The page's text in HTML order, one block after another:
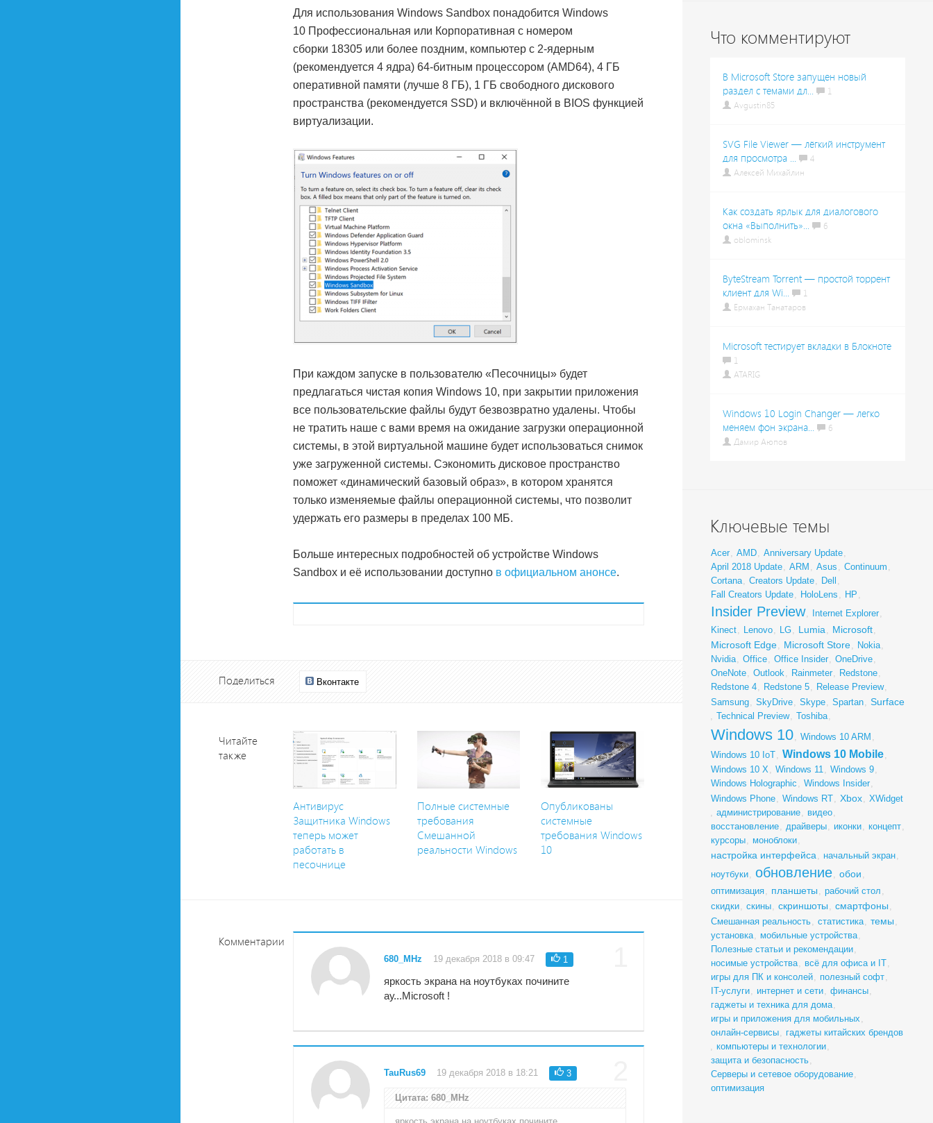
Для использования Windows Sandbox понадобится Windows
10 Профессиональная или Корпоративная с номером
сборки 18305 или более поздним, компьютер с 2-ядерным
(рекомендуется 4 ядра) 64-битным процессором (AMD64), 4 ГБ
оперативной памяти (лучше 8 ГБ), 1 ГБ свободного дискового
пространства (рекомендуется SSD) и включённой в BIOS функцией
виртуализации.
При каждом запуске в пользователю «Песочницы» будет
предлагаться чистая копия Windows 10, при закрытии приложения
все пользовательские файлы будут безвозвратно удалены. Чтобы
не тратить наше с вами время на ожидание загрузки операционной
системы, в этой виртуальной машине будет использоваться снимок
уже загруженной системы. Сэкономить дисковое пространство
поможет «динамический базовый образ», в котором хранятся
только изменяемые файлы операционной системы, что позволит
удержать его размеры в пределах 100 МБ.
Больше интересных подробностей об устройстве Windows
Sandbox и её использовании доступно в официальном анонсе.
Поделиться Вконтакте
Читайте
также
Антивирус
Защитника Windows
теперь может
работать в
песочнице
Полные системные
требования
Смешанной
реальности Windows
Опубликованы
системные
требования Windows
10
Комментарии
680_MHz 19 декабря 2018 в 09:47 1
яркость экрана на ноутбуках почините
ау...Microsoft !
TauRus69 19 декабря 2018 в 18:21 3
Цитата: 680_MHz
Что комментируют
В Microsoft Store запущен новый
раздел с темами дл...
1
Avgustin85
SVG File Viewer — лёгкий инструмент
для просмотра ...
4
Алексей Михайлин
Как создать ярлык для диалогового
окна «Выполнить»...
6
oblominsk
ByteStream Torrent — простой торрент
клиент для Wi...
1
Ермахан Танатаров
Microsoft тестирует вкладки в Блокноте
1
ATARIG
Windows 10 Login Changer — легко
меняем фон экрана...
6
Дамир Аюпов
Ключевые темы
Acer, AMD, Anniversary Update,
April 2018 Update, ARM , Asus , Continuum ,
Cortana, Creators Update, Dell ,
Fall Creators Update, HoloLens , HP ,
Insider Preview, Internet Explorer,
Kinect, Lenovo, LG, Lumia, Microsoft,
Microsoft Edge, Microsoft Store, Nokia,
Nvidia, Office, Office Insider, OneDrive,
OneNote, Outlook, Rainmeter, Redstone,
Redstone 4, Redstone 5, Release Preview,
Samsung, SkyDrive, Skype, Spartan, Surface
, Technical Preview, Toshiba,
Windows 10, Windows 10 ARM ,
Windows 10 IoT, Windows 10 Mobile,
Windows 10 X, Windows 11, Windows 9,
Windows Holographic , Windows Insider,
Windows Phone, Windows RT, Xbox, XWidget
, администрирование, видео,
восстановление, драйверы, иконки, концепт,
курсоры, моноблоки,
настройка интерфейса, начальный экран,
ноутбуки, обновление, обои ,
оптимизация, планшеты , рабочий стол ,
скидки, скины, скриншоты , смартфоны ,
Смешанная реальность, статистика, темы ,
установка, мобильные устройства,
Полезные статьи и рекомендации,
носимые устройства, всё для офиса и IT,
игры для ПК и консолей, полезный софт,
IT-услуги, интернет и сети, финансы,
гаджеты и техника для дома,
игры и приложения для мобильных ,
онлайн-сервисы, гаджеты китайских брендов
, компьютеры и технологии,
защита и безопасность,
Серверы и сетевое оборудование,
оптимизация